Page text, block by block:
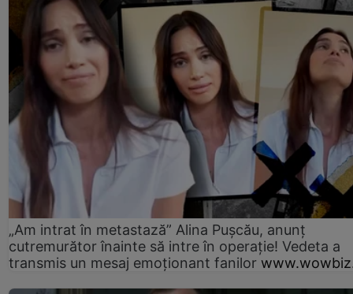
„Am intrat în metastază” Alina Pușcău, anunț
cutremurător înainte să intre în operație! Vedeta a
transmis un mesaj emoționant fanilor